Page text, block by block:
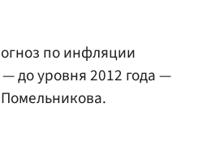
по инфляции
до уровня 2012 года —